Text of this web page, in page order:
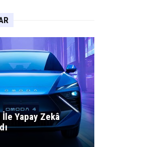
Yapay Zekâ